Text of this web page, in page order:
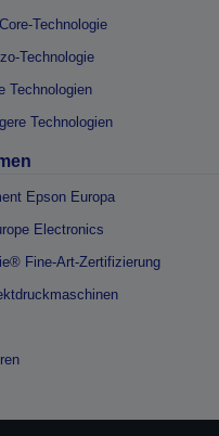
Technologie
Technologie
Technologien
Technologien
Epson Europa
Electronics
Fine-Art-Zertifizierung